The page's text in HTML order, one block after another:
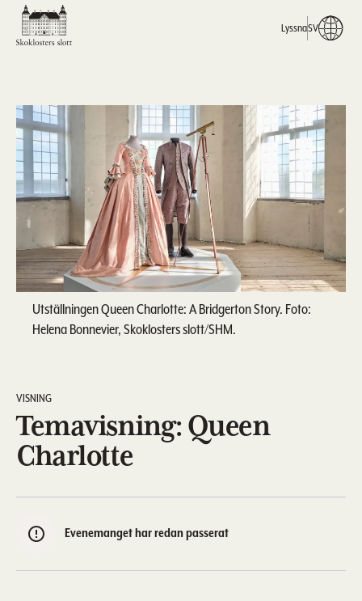
LyssnaSV
Utställningen Queen Charlotte: A Bridgerton Story. Foto:
Helena Bonnevier, Skoklosters slott/SHM.
VISNING
Temavisning: Queen
Charlotte
Evenemanget har redan passerat